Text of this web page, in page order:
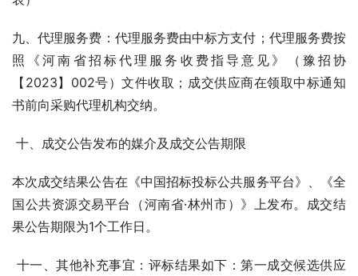
九、代理服务费：代理服务费由中标方支付；代理服务费按
照《河南省招标代理服务收费指导意见》（豫招协
【2023】002号）文件收取；成交供应商在领取中标通知
书前向采购代理机构交纳。
十、成交公告发布的媒介及成交公告期限
本次成交结果公告在《中国招标投标公共服务平台》、《全
国公共资源交易平台（河南省·林州市）》上发布。成交结
果公告期限为1个工作日。
十一、其他补充事宜：评标结果如下：第一成交候选供应